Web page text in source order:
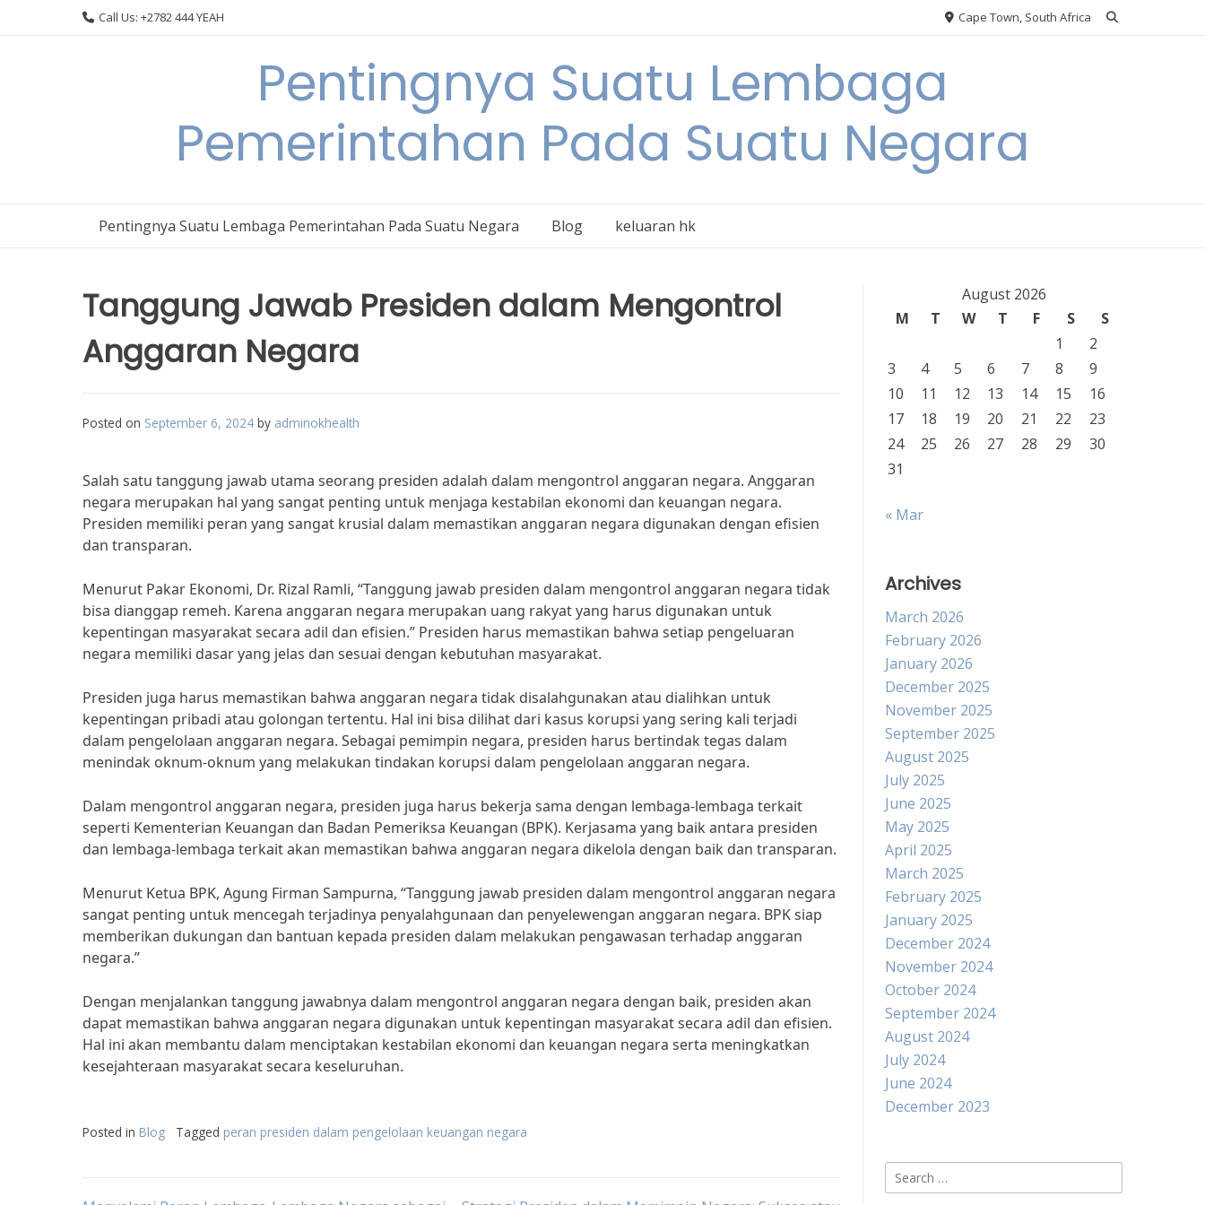
Call Us: +2782 444 YEAH Cape Town, South Africa
Pentingnya Suatu Lembaga
Pemerintahan Pada Suatu Negara
Pentingnya Suatu Lembaga Pemerintahan Pada Suatu Negara Blog keluaran hk
Tanggung Jawab Presiden dalam Mengontrol
Anggaran Negara
Posted on September 6, 2024 by adminokhealth
Salah satu tanggung jawab utama seorang presiden adalah dalam mengontrol anggaran negara. Anggaran
negara merupakan hal yang sangat penting untuk menjaga kestabilan ekonomi dan keuangan negara.
Presiden memiliki peran yang sangat krusial dalam memastikan anggaran negara digunakan dengan efisien
dan transparan.
Menurut Pakar Ekonomi, Dr. Rizal Ramli, “Tanggung jawab presiden dalam mengontrol anggaran negara tidak
bisa dianggap remeh. Karena anggaran negara merupakan uang rakyat yang harus digunakan untuk
kepentingan masyarakat secara adil dan efisien.” Presiden harus memastikan bahwa setiap pengeluaran
negara memiliki dasar yang jelas dan sesuai dengan kebutuhan masyarakat.
Presiden juga harus memastikan bahwa anggaran negara tidak disalahgunakan atau dialihkan untuk
kepentingan pribadi atau golongan tertentu. Hal ini bisa dilihat dari kasus korupsi yang sering kali terjadi
dalam pengelolaan anggaran negara. Sebagai pemimpin negara, presiden harus bertindak tegas dalam
menindak oknum-oknum yang melakukan tindakan korupsi dalam pengelolaan anggaran negara.
Dalam mengontrol anggaran negara, presiden juga harus bekerja sama dengan lembaga-lembaga terkait
seperti Kementerian Keuangan dan Badan Pemeriksa Keuangan (BPK). Kerjasama yang baik antara presiden
dan lembaga-lembaga terkait akan memastikan bahwa anggaran negara dikelola dengan baik dan transparan.
Menurut Ketua BPK, Agung Firman Sampurna, “Tanggung jawab presiden dalam mengontrol anggaran negara
sangat penting untuk mencegah terjadinya penyalahgunaan dan penyelewengan anggaran negara. BPK siap
memberikan dukungan dan bantuan kepada presiden dalam melakukan pengawasan terhadap anggaran
negara.”
Dengan menjalankan tanggung jawabnya dalam mengontrol anggaran negara dengan baik, presiden akan
dapat memastikan bahwa anggaran negara digunakan untuk kepentingan masyarakat secara adil dan efisien.
Hal ini akan membantu dalam menciptakan kestabilan ekonomi dan keuangan negara serta meningkatkan
kesejahteraan masyarakat secara keseluruhan.
Posted in Blog Tagged peran presiden dalam pengelolaan keuangan negara
August 2026
M
T W T F S
S
1
2
3
4 5 6 7 8
9
10
11 12 13 14 15
16
17
18 19 20 21 22
23
24
25 26 27 28 29
30
31
« Mar
Archives
March 2026
February 2026
January 2026
December 2025
November 2025
September 2025
August 2025
July 2025
June 2025
May 2025
April 2025
March 2025
February 2025
January 2025
December 2024
November 2024
October 2024
September 2024
August 2024
July 2024
June 2024
December 2023
Search
for: